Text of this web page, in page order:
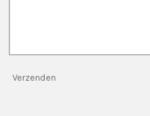
Verzenden